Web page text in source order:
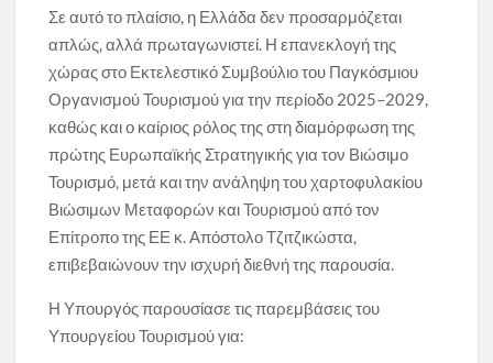
Σε αυτό το πλαίσιο, η Ελλάδα δεν προσαρμόζεται
απλώς, αλλά πρωταγωνιστεί. Η επανεκλογή της
χώρας στο Εκτελεστικό Συμβούλιο του Παγκόσμιου
Οργανισμού Τουρισμού για την περίοδο 2025–2029,
καθώς και ο καίριος ρόλος της στη διαμόρφωση της
πρώτης Ευρωπαϊκής Στρατηγικής για τον Βιώσιμο
Τουρισμό, μετά και την ανάληψη του χαρτοφυλακίου
Βιώσιμων Μεταφορών και Τουρισμού από τον
Επίτροπο της ΕΕ κ. Απόστολο Τζιτζικώστα,
επιβεβαιώνουν την ισχυρή διεθνή της παρουσία.
Η Υπουργός παρουσίασε τις παρεμβάσεις του
Υπουργείου Τουρισμού για: